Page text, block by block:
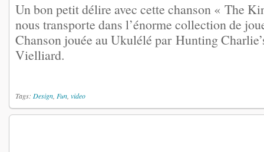
Un bon petit délire avec cette chanson « The
nous transporte dans l’énorme collection de
Chanson jouée au Ukulélé par Hunting
Vielliard.
Tags: Design Fun video